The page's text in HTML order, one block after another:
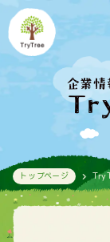
企業情
トップページ